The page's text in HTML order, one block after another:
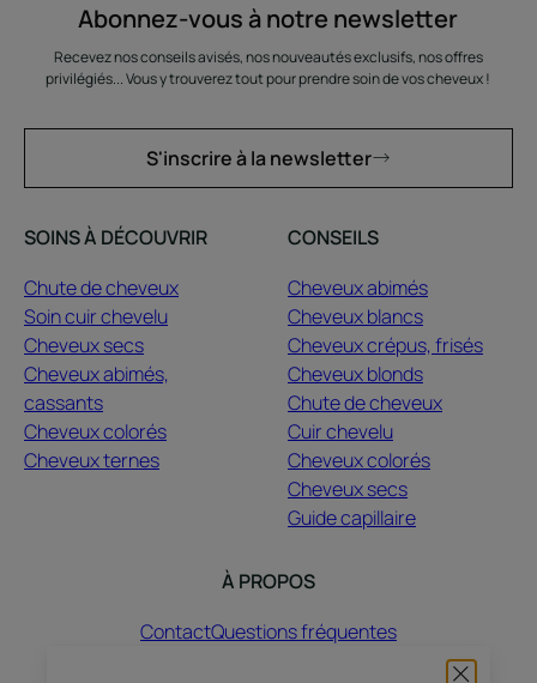
Abonnez-vous à notre newsletter
Recevez nos conseils avisés, nos nouveautés exclusifs, nos offres
privilégiés... Vous y trouverez tout pour prendre soin de vos cheveux !
S'inscrire à la newsletter
SOINS À DÉCOUVRIR
Chute de cheveux
Soin cuir chevelu
Cheveux secs
Cheveux abimés,
cassants
Cheveux colorés
Cheveux ternes
CONSEILS
Cheveux abimés
Cheveux blancs
Cheveux crépus, frisés
Cheveux blonds
Chute de cheveux
Cuir chevelu
Cheveux colorés
Cheveux secs
Guide capillaire
À PROPOS
ContactQuestions fréquentes